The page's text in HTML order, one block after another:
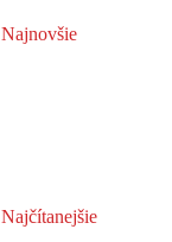
Najnovšie
Najčítanejšie